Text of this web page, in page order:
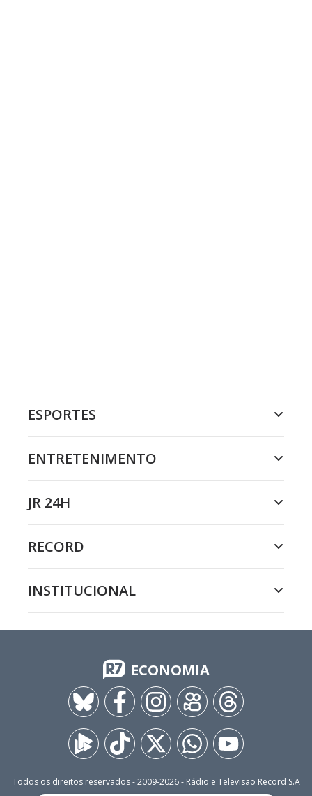
ESPORTES
ENTRETENIMENTO
JR 24H
RECORD
INSTITUCIONAL
ECONOMIA
Todos os direitos reservados - 2009-2026- Rádio e Televisão Record S.A